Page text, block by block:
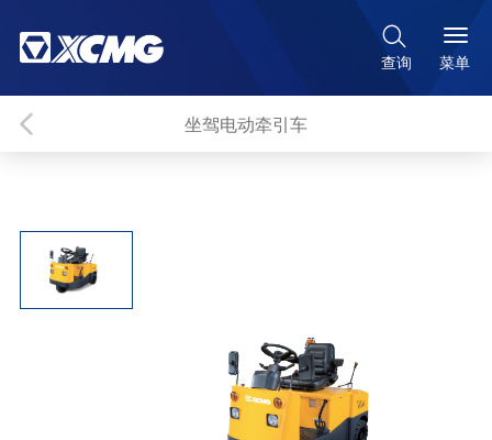

查询 菜单
坐驾电动牵引车